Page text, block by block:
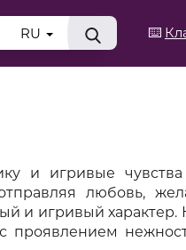
⌨️
RU
и игривые
любовь,
и игривый характер.
проявлением